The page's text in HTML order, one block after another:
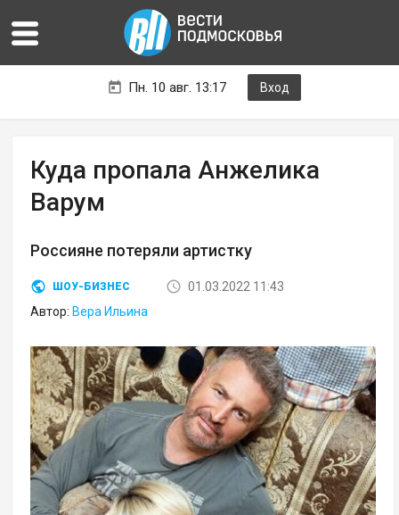
Пн. 10 авг. 13:17 Вход
Куда пропала Анжелика
Варум
Россияне потеряли артистку
ШОУ-БИЗНЕС
01.03.2022 11:43
Автор: Вера Ильина